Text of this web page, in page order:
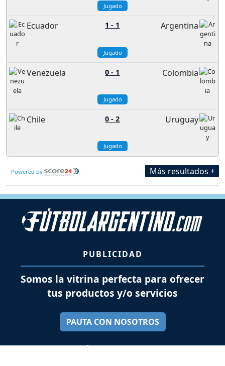
Jugado
Ecuador 1 - 1 Argentina
Jugado
Venezuela 0 - 1 Colombia
Jugado
Chile 0 -2 Uruguay
Jugado
Powered by Más resultados +
PUBLICIDAD
Somos la vitrina perfecta para ofrecer
tus productos y/o servicios
PAUTA CON NOSOTROS
SÍGUENOS EN